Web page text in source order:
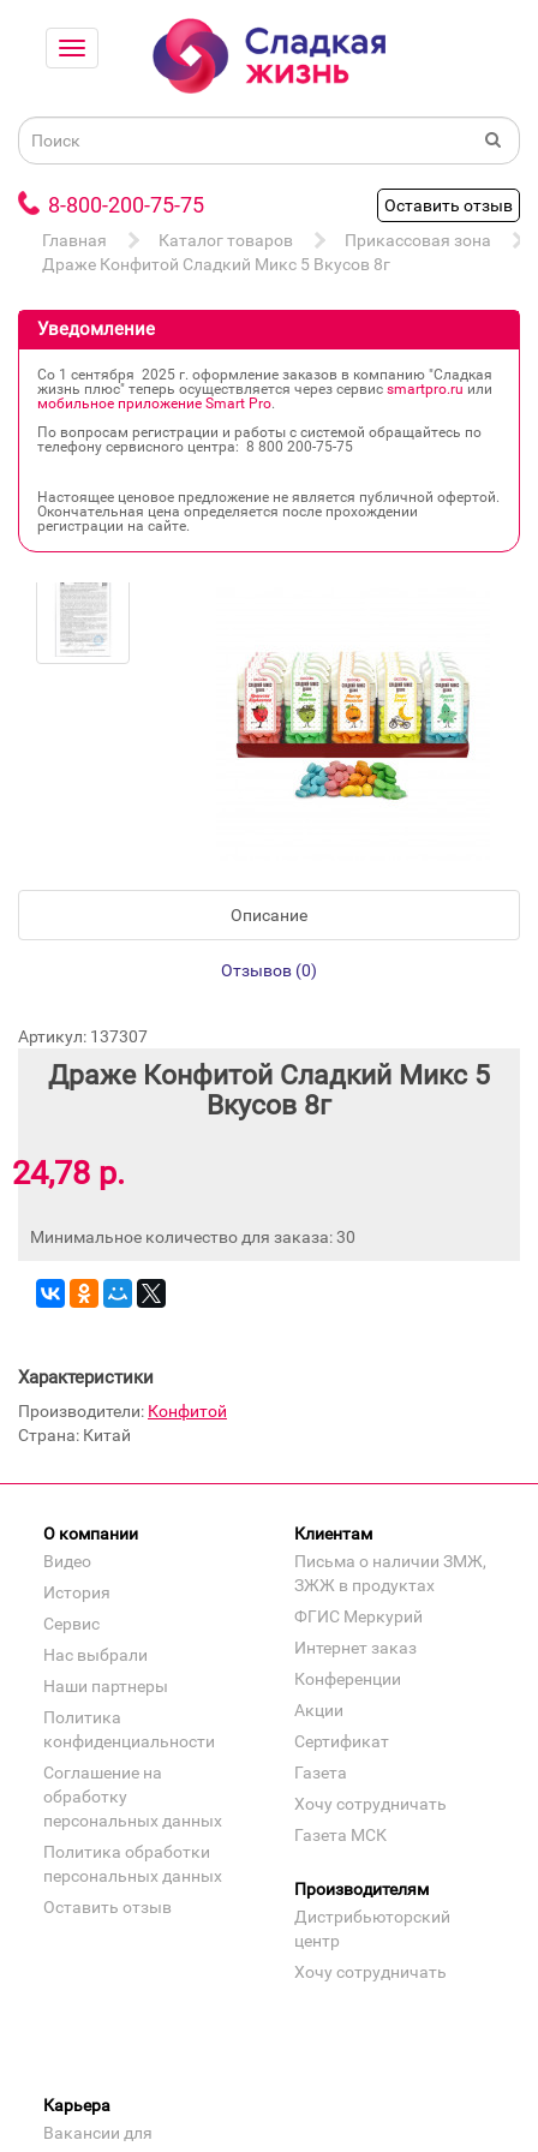
8-800-200-75-75
Оставить отзыв
Главная
Каталог товаров
Прикассовая зона
Драже Конфитой Сладкий Микс 5 Вкусов 8г
Уведомление
Со 1 сентября 2025 г. оформление заказов в компанию "Сладкая
жизнь плюс" теперь осуществляется через сервис smartpro.ru или
мобильное приложение Smart Pro.
По вопросам регистрации и работы с системой обращайтесь по
телефону сервисного центра: 8 800 200‐75‐75
Настоящее ценовое предложение не является публичной офертой.
Окончательная цена определяется после прохождении
регистрации на сайте.
Описание
Отзывов (0)
Артикул: 137307
Драже Конфитой Сладкий Микс 5
Вкусов 8г
24,78 р.
Минимальное количество для заказа: 30
Характеристики
Производители: Конфитой
Страна: Китай
О компании
Видео
История
Сервис
Нас выбрали
Наши партнеры
Политика
конфиденциальности
Соглашение на
обработку
персональных данных
Политика обработки
персональных данных
Оставить отзыв
Клиентам
Письма о наличии ЗМЖ,
ЗЖЖ в продуктах
ФГИС Меркурий
Интернет заказ
Конференции
Акции
Сертификат
Газета
Хочу сотрудничать
Газета МСК
Производителям
Дистрибьюторский
центр
Хочу сотрудничать
Карьера
Вакансии для